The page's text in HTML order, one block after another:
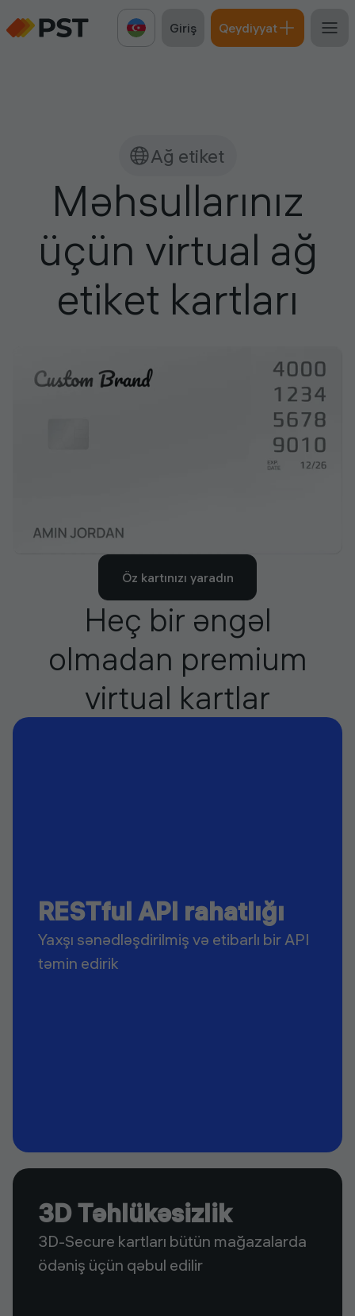
Giriş Qeydiyyat
Ağ etiket
Məhsullarınız
üçün virtual ağ
etiket kartları
Öz kartınızı yaradın
Heç bir əngəl
olmadan premium
virtual kartlar
RESTful API rahatlığı
Yaxşı sənədləşdirilmiş və etibarlı bir API
təmin edirik
3D Təhlükəsizlik
3D-Secure kartları bütün mağazalarda
ödəniş üçün qəbul edilir